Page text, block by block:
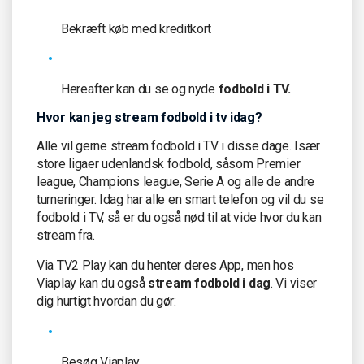
Bekræft køb med kreditkort
Hereafter kan du se og nyde fodbold i TV.
Hvor kan jeg stream fodbold i tv idag?
Alle vil gerne stream fodbold i TV i disse dage. Især
store ligaer udenlandsk fodbold, såsom Premier
league, Champions league, Serie A og alle de andre
turneringer. Idag har alle en smart telefon og vil du se
fodbold i TV, så er du også nød til at vide hvor du kan
stream fra.
Via TV2 Play kan du henter deres App, men hos
Viaplay kan du også stream fodbold i dag. Vi viser
dig hurtigt hvordan du gør: